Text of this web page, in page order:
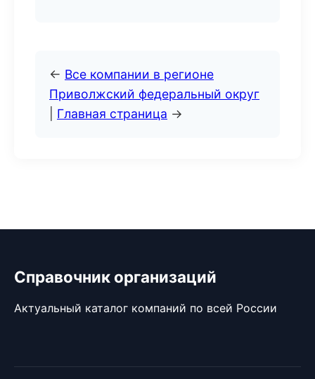
← Все компании в регионе
Приволжский федеральный округ
Главная страница →
Справочник организаций
Актуальный каталог компаний по всей России